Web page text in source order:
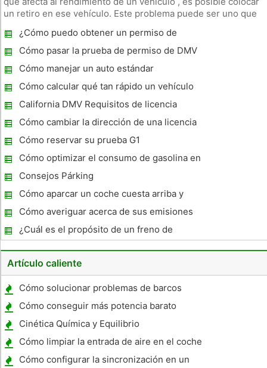
un retiro en ese vehículo. Este problema puede ser uno que
propietarios de vehículos . Un retiro da derecho al propietario
del v
¿Cómo puedo obtener un permiso de
aprendizaje por aprender en el hogar?
Cómo pasar la prueba de permiso de DMV
Cómo manejar un auto estándar
Cómo calcular qué tan rápido un vehículo
viajaba
California DMV Requisitos de licencia
Cómo cambiar la dirección de una licencia
de conducir de la Florida
Cómo reservar su prueba G1
Cómo optimizar el consumo de gasolina en
un VW Beetle Turbo
Consejos Párking
Cómo aparcar un coche cuesta arriba y
cuesta abajo
Cómo averiguar acerca de sus emisiones
de los automóviles
¿Cuál es el propósito de un freno de
estacionamiento?
Artículo caliente
Cómo solucionar problemas de barcos
Stingray
Cómo conseguir más potencia barato
Cinética Química y Equilibrio
Cómo limpiar la entrada de aire en el coche
Cómo configurar la sincronización en un